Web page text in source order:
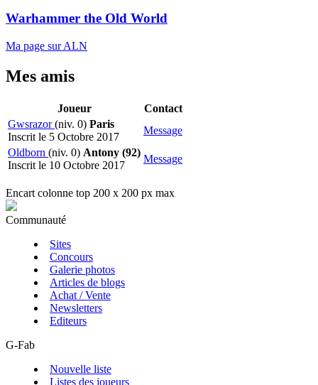
Warhammer the Old World
Ma page sur ALN
Mes amis
Joueur
Contact
Gwsrazor(niv. 0) Paris
Inscrit le 5 Octobre 2017
Message
Oldborn (niv. 0) Antony (92)
Inscrit le 10 Octobre 2017
Message
Encart colonne top 200 x 200 px max
Communauté
Sites
Concours
Galerie photos
Articles de blogs
Achat / Vente
Newsletters
Editeurs
G-Fab
Nouvelle liste
Listes des joueurs